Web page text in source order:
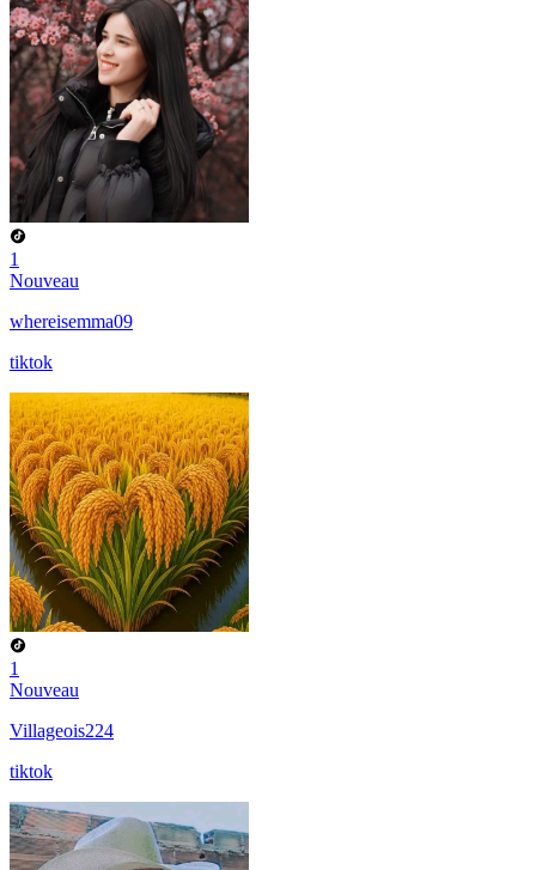
1
Nouveau
whereisemma09
tiktok
1
Nouveau
Villageois224
tiktok